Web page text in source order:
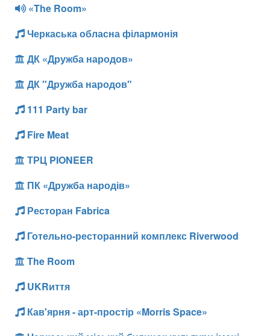
«The Room»
Черкаська обласна філармонія
ДК «Дружба народов»
ДК "Дружба народов"
111 Party bar
Fire Meat
ТРЦ PIONEER
ПК «Дружба народів»
Ресторан Fabrica
Готельно-ресторанний комплекс Riverwood
The Room
UKRиття
Кав'ярня - арт-простір «Morris Space»